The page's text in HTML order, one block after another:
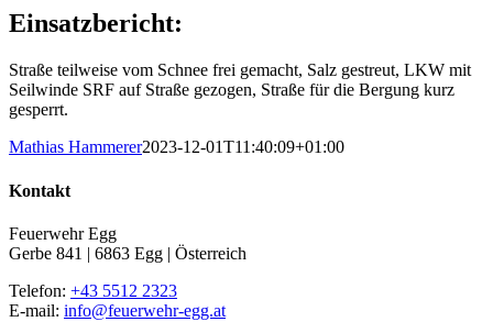
Einsatzbericht:
Straße teilweise vom Schnee frei gemacht, Salz gestreut, LKW mit
Seilwinde SRF auf Straße gezogen, Straße für die Bergung kurz
gesperrt.
Mathias Hammerer2023-12-01T11:40:09+01:00
Kontakt
Feuerwehr Egg
Gerbe 841 | 6863 Egg | Österreich
Telefon: +43 5512 2323
E-mail: info@feuerwehr-egg.at